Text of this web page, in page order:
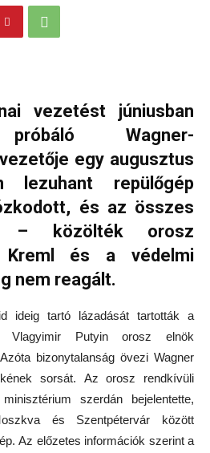
vezetést júniusban
Wagner-
egy augusztus
lezuhant repülőgép
és az összes
– közölték orosz
és a védelmi
nem reagált.
ideig tartó lázadását tartották a
Vlagyimir Putyin orosz elnök
bizonytalanság övezi Wagner
sorsát. Az orosz rendkívüli
szerdán bejelentette,
és Szentpétervár között
Az előzetes információk szerint a